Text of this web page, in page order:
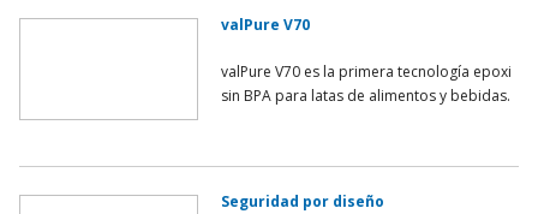
valPure V70
valPure V70 es la primera tecnología epoxi
sin BPA para latas de alimentos y bebidas.
Seguridad por diseño